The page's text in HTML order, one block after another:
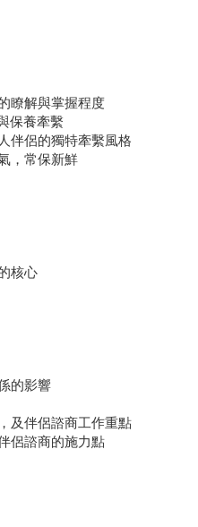
瞭解與掌握程度
保養牽繫
伴侶的獨特牽繫風格
，常保新鮮
核心
的影響
及伴侶諮商工作重點
侶諮商的施力點